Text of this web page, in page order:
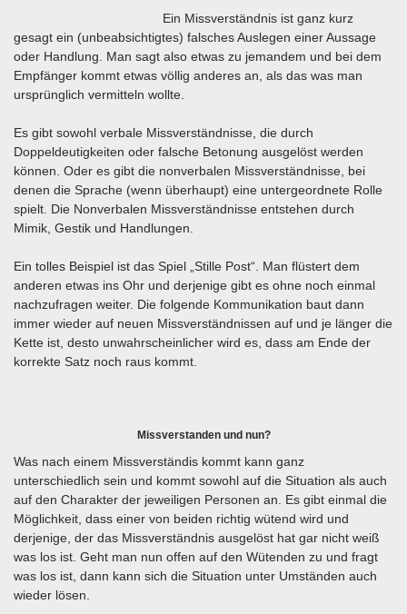
Ein Missverständnis ist ganz kurz
gesagt ein (unbeabsichtigtes) falsches Auslegen einer Aussage
oder Handlung. Man sagt also etwas zu jemandem und bei dem
Empfänger kommt etwas völlig anderes an, als das was man
ursprünglich vermitteln wollte.
Es gibt sowohl verbale Missverständnisse, die durch
Doppeldeutigkeiten oder falsche Betonung ausgelöst werden
können. Oder es gibt die nonverbalen Missverständnisse, bei
denen die Sprache (wenn überhaupt) eine untergeordnete Rolle
spielt. Die Nonverbalen Missverständnisse entstehen durch
Mimik, Gestik und Handlungen.
Ein tolles Beispiel ist das Spiel „Stille Post“. Man flüstert dem
anderen etwas ins Ohr und derjenige gibt es ohne noch einmal
nachzufragen weiter. Die folgende Kommunikation baut dann
immer wieder auf neuen Missverständnissen auf und je länger die
Kette ist, desto unwahrscheinlicher wird es, dass am Ende der
korrekte Satz noch raus kommt.
Missverstanden und nun?
Was nach einem Missverständis kommt kann ganz
unterschiedlich sein und kommt sowohl auf die Situation als auch
auf den Charakter der jeweiligen Personen an. Es gibt einmal die
Möglichkeit, dass einer von beiden richtig wütend wird und
derjenige, der das Missverständnis ausgelöst hat gar nicht weiß
was los ist. Geht man nun offen auf den Wütenden zu und fragt
was los ist, dann kann sich die Situation unter Umständen auch
wieder lösen.